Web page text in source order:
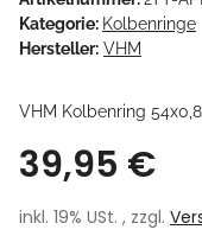
Kategorie: Kolbenringe
Hersteller: VHM
VHM Kolbenring 54x0,8
39,95 €
inkl. 19% USt. , zzgl.